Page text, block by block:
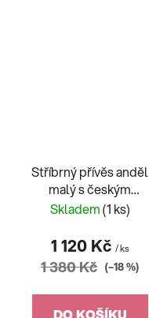
Stříbrný přívěs anděl
malý s českým
granátem
Skladem(1 ks)
1 120 Kč / ks
1 380 Kč (–18 %)
DO KOŠÍKU